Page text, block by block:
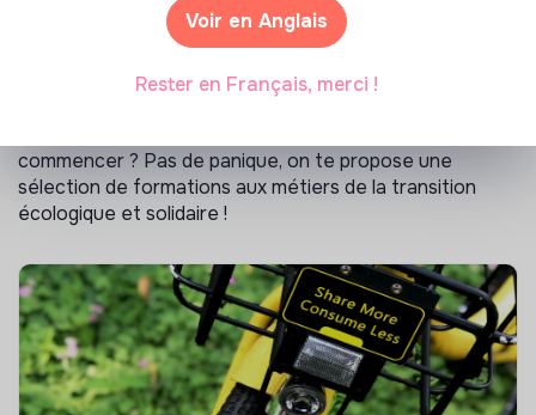
Notre sélection de formations à impact
commencer ? Pas de panique, on te propose une
sélection de formations aux métiers de la transition
écologique et solidaire !
Voir en Anglais
Rester en Français, merci !